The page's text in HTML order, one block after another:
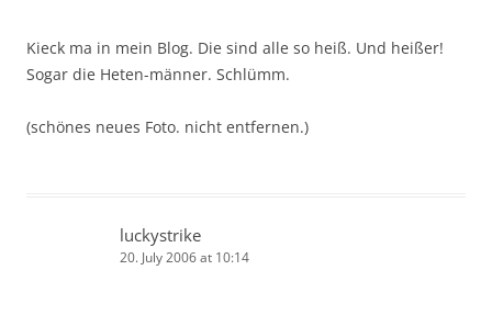
Kieck ma in mein Blog. Die sind alle so heiß. Und heißer!
Sogar die Heten-männer. Schlümm.
(schönes neues Foto. nicht entfernen.)
luckystrike
20. July 2006 at 10:14